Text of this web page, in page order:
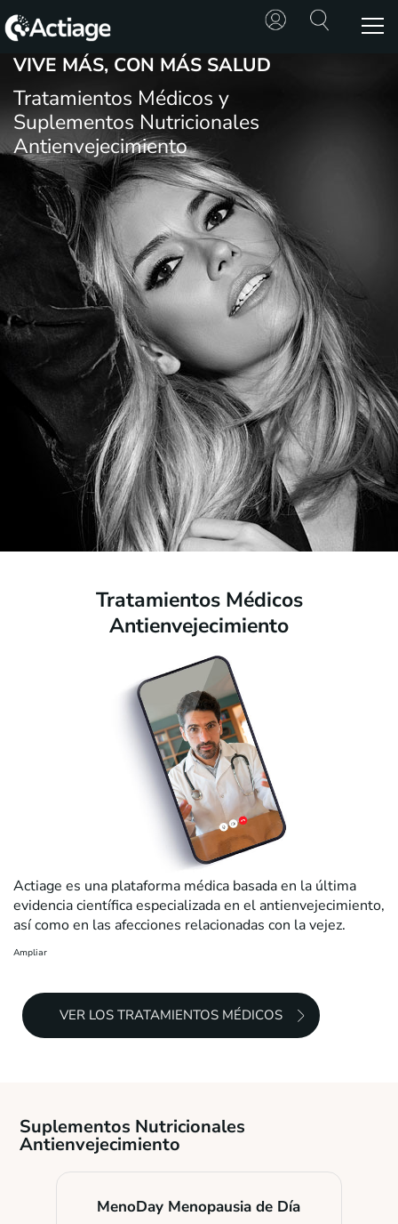
SHOP
TRATAMIENTOS
CONSULTA
CONOCE
ACTIAGE
RECURSOS
VIVE MÁS, CON MÁS SALUD
Tratamientos Médicos y
Suplementos Nutricionales
Antienvejecimiento
Tratamientos Médicos
Antienvejecimiento
Actiage es una plataforma médica basada en la última
evidencia científica especializada en el antienvejecimiento,
así como en las afecciones relacionadas con la vejez.
Ampliar
VER LOS TRATAMIENTOS MÉDICOS
Suplementos Nutricionales
Antienvejecimiento
MenoDay Menopausia de Día